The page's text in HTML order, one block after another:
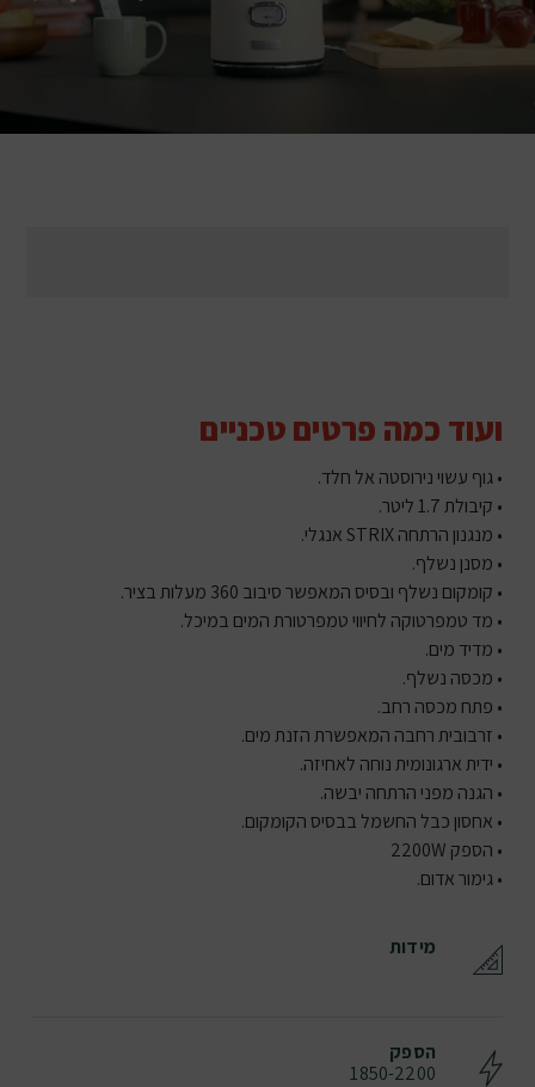
ועוד כמה פרטים טכניים
• גוף עשוי נירוסטה אל חלד.
• קיבולת 1.7 ליטר.
• מנגנון הרתחה STRIX אנגלי.
• מסנן נשלף.
• קומקום נשלף ובסיס המאפשר סיבוב 360 מעלות בציר.
• מד טמפרטוקה לחיווי טמפרטורת המים במיכל.
• מדיד מים.
• מכסה נשלף.
• פתח מכסה רחב.
• זרבובית רחבה המאפשרת הזנת מים.
• ידית ארגונומית נוחה לאחיזה.
• הגנה מפני הרתחה יבשה.
• אחסון כבל החשמל בבסיס הקומקום.
• הספק 2200W
• גימור אדום.
מידות
הספק
1850-2200